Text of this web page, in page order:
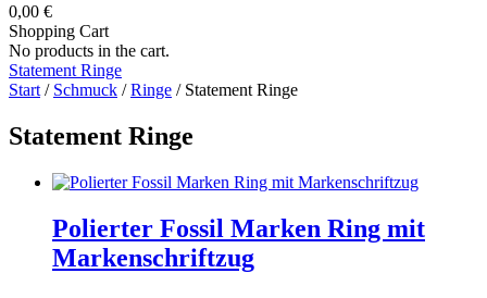
0,00 €
Shopping Cart
No products in the cart.
Statement Ringe
Start / Schmuck /Ringe / Statement Ringe
Statement Ringe
Polierter Fossil Marken Ring mit
Markenschriftzug